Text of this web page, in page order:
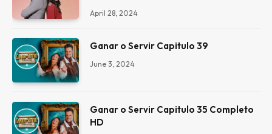
April 28, 2024
Ganar o Servir Capitulo 39
June 3, 2024
Ganar o Servir Capitulo 35 Completo
HD